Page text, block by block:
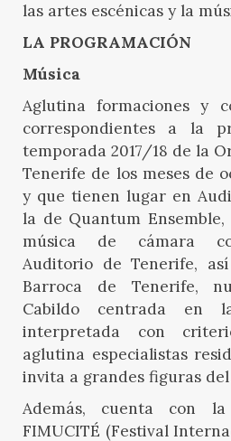
las artes escénicas y la
LA PROGRAMACIÓN
Música
Aglutina formaciones y
correspondientes a la
temporada 2017/18 de la
Tenerife de los meses de
y que tienen lugar en
la de Quantum
música de cámara
Auditorio de Tenerife,
Barroca de Tenerife,
Cabildo centrada en
interpretada con
aglutina especialistas
invita a grandes figuras
Además, cuenta con
FIMUCITÉ (Festival